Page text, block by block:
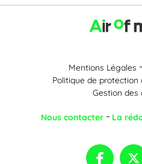
Mentions Légales
Politique de protection
Gestion des
Nous contacter La